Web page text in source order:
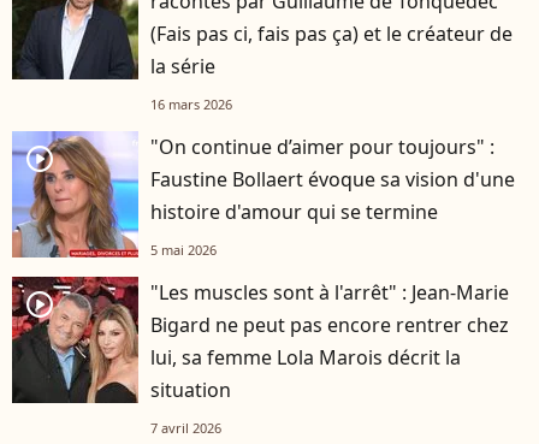
(Fais pas ci, fais pas ça) et le créateur de
la série
16 mars 2026
player2
"On continue d’aimer pour toujours" :
Faustine Bollaert évoque sa vision d'une
histoire d'amour qui se termine
5 mai 2026
player2
"Les muscles sont à l'arrêt" : Jean-Marie
Bigard ne peut pas encore rentrer chez
lui, sa femme Lola Marois décrit la
situation
7 avril 2026